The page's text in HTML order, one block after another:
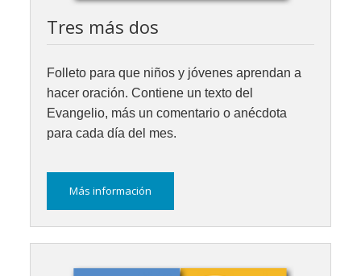
Tres más dos
Folleto para que niños y jóvenes aprendan a
hacer oración. Contiene un texto del
Evangelio, más un comentario o anécdota
para cada día del mes.
Más información